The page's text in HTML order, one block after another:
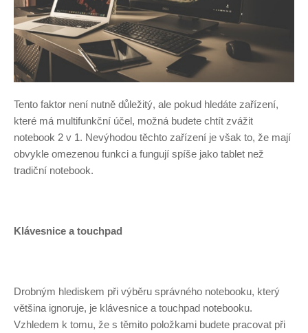
Tento faktor není nutně důležitý, ale pokud hledáte zařízení,
které má multifunkční účel, možná budete chtít zvážit
notebook 2 v 1. Nevýhodou těchto zařízení je však to, že mají
obvykle omezenou funkci a fungují spíše jako tablet než
tradiční notebook.
Klávesnice a touchpad
Drobným hlediskem při výběru správného notebooku, který
většina ignoruje, je klávesnice a touchpad notebooku.
Vzhledem k tomu, že s těmito položkami budete pracovat při